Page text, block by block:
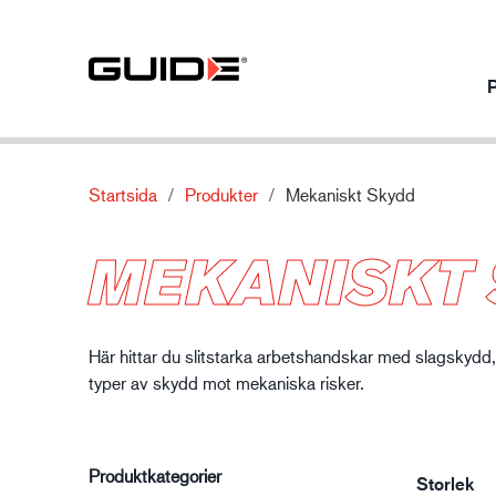
Mekaniskt skydd
Kemiskt skydd
Specialskydd
Standarder
Egenskaper
Våra
Om Guide
Nyheter
Startsida Produkter Mekaniskt Skydd
MEKANISKT
Här hittar du slitstarka arbetshandskar med
typer av skydd mot mekaniska risker.
Produktkategorier Storlek